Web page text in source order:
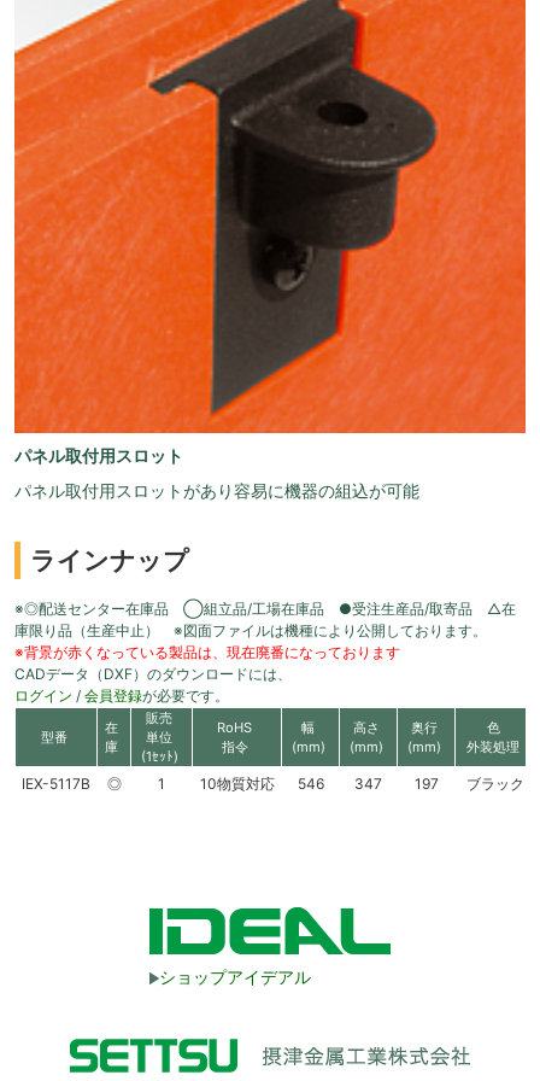
パネル取付用スロット
パネル取付用スロットがあり容易に機器の組込が可能
ラインナップ
※◎配送センター在庫品 ◯組立品/工場在庫品 ●受注生産品/取寄品 △在
庫限り品（生産中止） ※図面ファイルは機種により公開しております。
※背景が赤くなっている製品は、現在廃番になっております
CADデータ（DXF）のダウンロードには、
ログイン / 会員登録が必要です。
型番
在
庫
販売
単位
(1ｾｯﾄ)
RoHS
指令
幅
(mm)
高さ
(mm)
奥行
(mm)
色
外装処理
IEX-5117B ◎ 1 10物質対応 546 347 197 ブラック
ショップアイデアル